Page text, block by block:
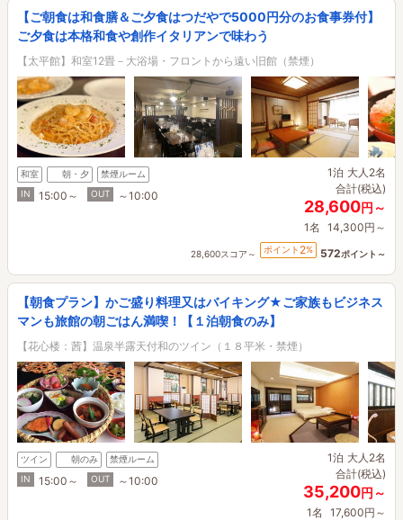
【ご朝食は和食膳＆ご夕食はつだやで5000円分のお食事券付】
ご夕食は本格和食や創作イタリアンで味わう
【太平館】和室12畳－大浴場・フロントから遠い旧館（禁煙）
和室 朝・夕
禁煙ルーム
IN
15:00～ OUT ～10:00
1泊 大人2名
合計(税込)
28,600円～
1名 14,300円～
28,600スコア～ ポイント 2% 572ポイント～
【朝食プラン】かご盛り料理又はバイキング★ご家族もビジネス
マンも旅館の朝ごはん満喫！【１泊朝食のみ】
【花心楼：茜】温泉半露天付和のツイン（１８平米・禁煙）
ツイン 朝のみ
禁煙ルーム
IN
15:00～ OUT ～10:00
1泊 大人2名
合計(税込)
35,200円～
1名 17,600円～